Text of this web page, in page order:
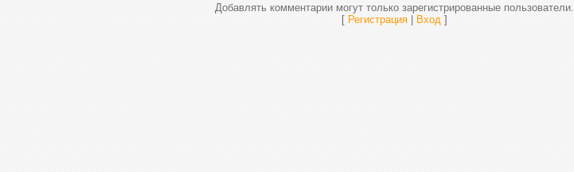
Добавлять комментарии могут только зарегистрированные пользователи.
[ Регистрация| Вход]